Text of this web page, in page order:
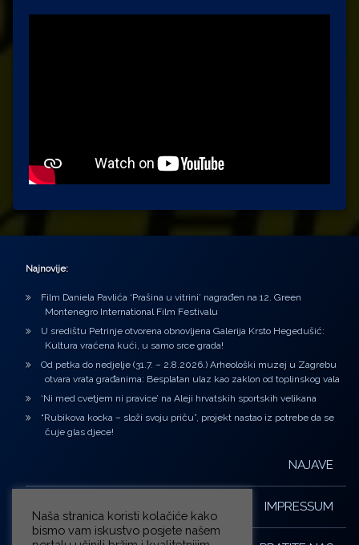
Najnovije:
Film Daniela Pavlića ‘Prašina u vitrini’ nagrađen na 12. Green
Montenegro International Film Festivalu
U središtu Petrinje otvorena obnovljena Galerija Krsto Hegedušić:
Kultura vraćena kući, u samo srce grada!
Od petka do nedjelje (31.7. – 2.8.2026.) Arheološki muzej u Zagrebu
otvara vrata građanima: Besplatan ulaz kao zaklon od toplinskog vala
‘Ni med cvetjem ni pravice’ na Aleji hrvatskih sportskih velikana
“Rubikova kocka – složi svoju priču”, projekt nastao iz potrebe da se
čuje glas djece!
NAJAVE
IMPRESSUM
Naša stranica koristi kolačiće kako
bismo vam iskustvo posjete našem